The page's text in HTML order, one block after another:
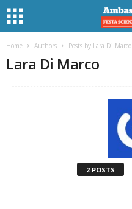
Home Authors Posts by Lara Di Marco
Lara Di Marco
2 POSTS